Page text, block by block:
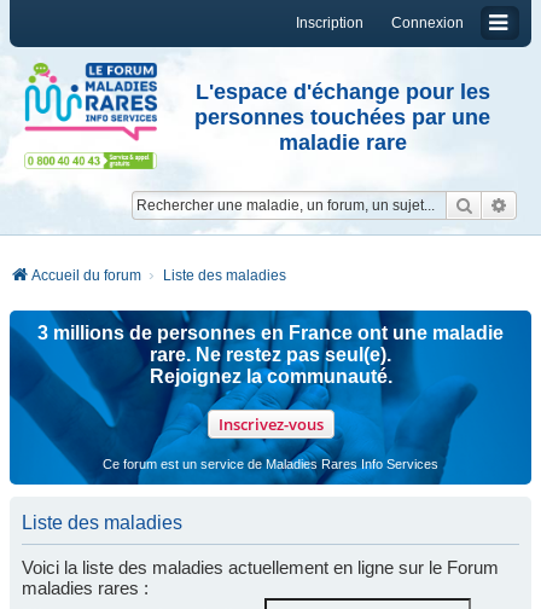
Connexion
Inscription
L'espace d'échange pour les
personnes touchées par une
maladie rare
Accueil du forum Liste des maladies
3 millions de personnes en France ont une maladie
rare. Ne restez pas seul(e).
Rejoignez la communauté.
Inscrivez-vous
Ce forum est un service de Maladies Rares Info Services
Liste des maladies
Voici la liste des maladies actuellement en ligne sur le Forum
maladies rares :